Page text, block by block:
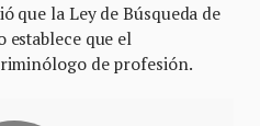
que la Ley de Búsqueda de
establece que el
de profesión.